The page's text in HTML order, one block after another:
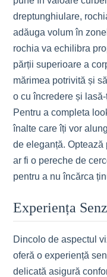
dreptunghiulare,
adăuga volum în
rochia va echilibra
părții superioare a
mărimea potrivită și
o cu încredere și
Pentru a completa
înalte care îți vor
de eleganță.
ar fi o pereche de
pentru a nu încărca
Experiența
Dincolo de aspectul
oferă o experiență
delicată asigură